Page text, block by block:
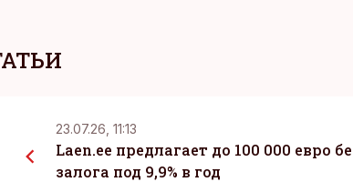
23.07.26, 11:13
Laen.ee предлагает до 100 000 евро
залога под 9,9% в год